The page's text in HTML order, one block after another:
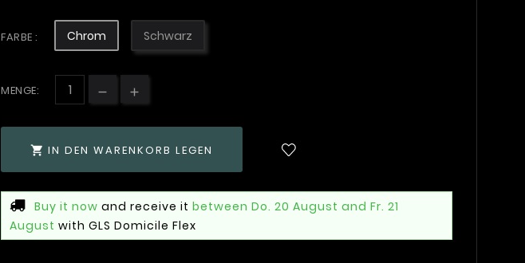
FARBE : Chrom Schwarz
MENGE:
 IN DEN WARENKORB LEGEN
Buy it now and receive it between Do. 20 August and Fr. 21
August with GLS Domicile Flex